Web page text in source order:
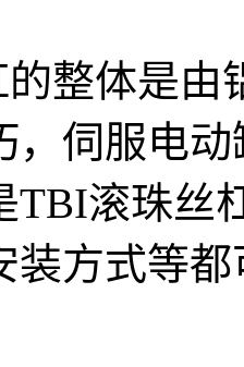
整体是
，伺服电
TBI滚珠丝
装方式等